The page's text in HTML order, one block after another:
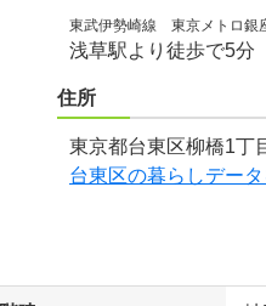
東武伊勢崎線 東京メトロ銀
浅草駅より徒歩で5分
住所
東京都台東区柳橋1丁
台東区の暮らしデー